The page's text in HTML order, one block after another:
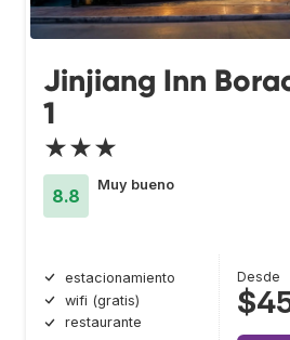
Jinjiang Inn
1
★★★
8.8
Muy bueno
estacionamiento
wifi (gratis)
restaurante
Desde